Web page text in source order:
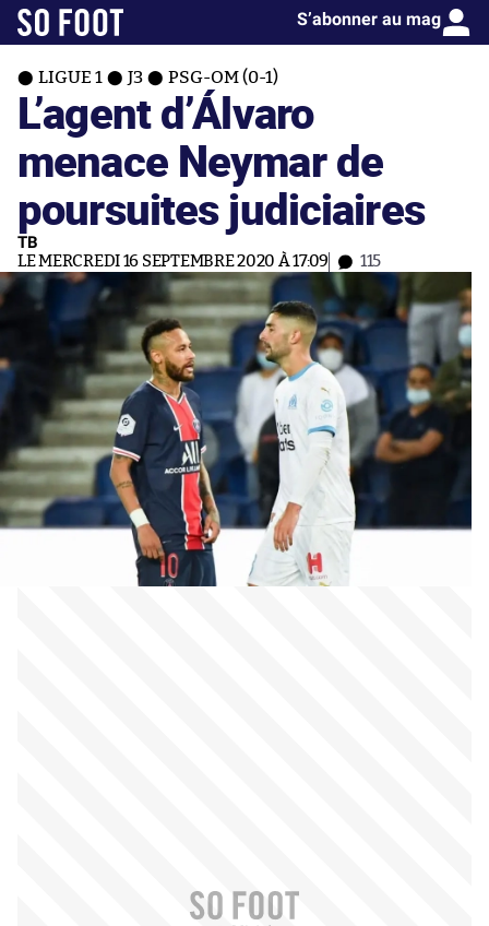
S’abonner au mag
LIGUE 1 J3 PSG-OM (0-1)
L’agent d’Álvaro
menace Neymar de
poursuites judiciaires
TB
LE MERCREDI 16 SEPTEMBRE 2020 À 17:09 115